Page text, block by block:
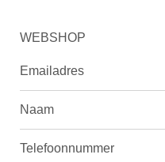
WEBSHOP
Emailadres
Naam
Telefoonnummer